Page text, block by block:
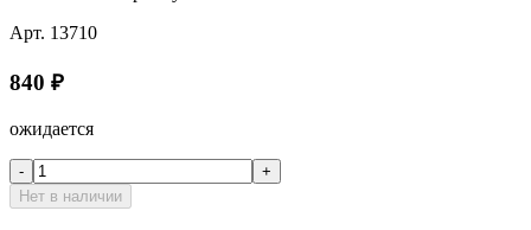
Арт. 13710
840 ₽
ожидается
-
+
Нет в наличии